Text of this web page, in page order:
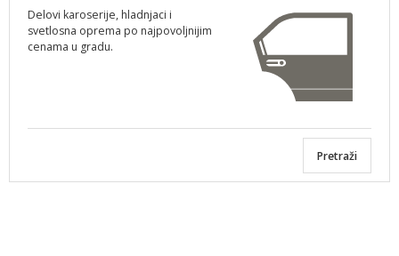
Delovi karoserije, hladnjaci i
svetlosna oprema po najpovoljnijim
cenama u gradu.
Pretraži